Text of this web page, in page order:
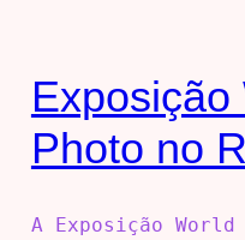
Photo no
A Exposição